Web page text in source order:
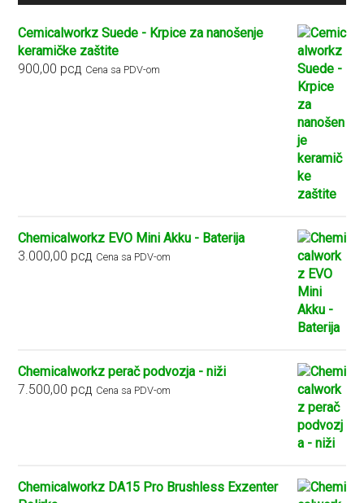
Cemicalworkz Suede - Krpice za nanošenje
keramičke zaštite
900,00 рсд Cena sa PDV-om
Chemicalworkz EVO Mini Akku - Baterija
3.000,00 рсд Cena sa PDV-om
Chemicalworkz perač podvozja - niži
7.500,00 рсд Cena sa PDV-om
Chemicalworkz DA15 Pro Brushless Exzenter